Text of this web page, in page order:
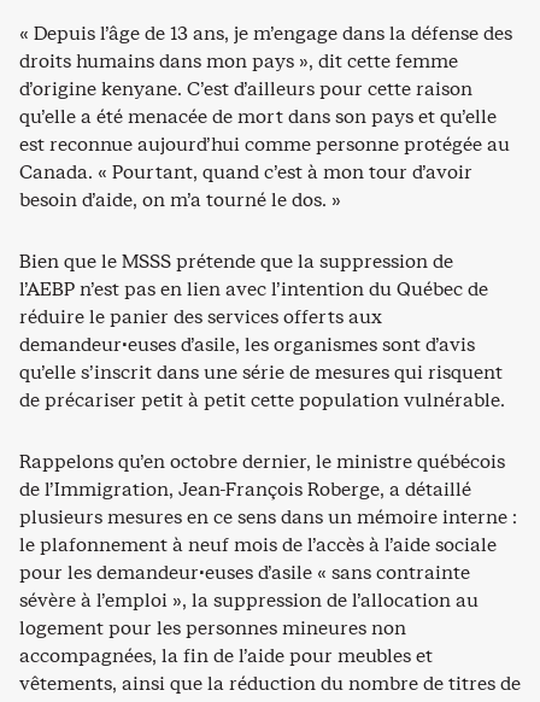
« Depuis l’âge de 13 ans, je m’engage dans la défense des
droits humains dans mon pays », dit cette femme
d’origine kenyane. C’est d’ailleurs pour cette raison
qu’elle a été menacée de mort dans son pays et qu’elle
est reconnue aujourd’hui comme personne protégée au
Canada. « Pourtant, quand c’est à mon tour d’avoir
besoin d’aide, on m’a tourné le dos. »
Bien que le MSSS prétende que la suppression de
l’AEBP n’est pas en lien avec l’intention du Québec de
réduire le panier des services offerts aux
demandeur·euses d’asile, les organismes sont d’avis
qu’elle s’inscrit dans une série de mesures qui risquent
de précariser petit à petit cette population vulnérable.
Rappelons qu’en octobre dernier, le ministre québécois
de l’Immigration, Jean-François Roberge, a détaillé
plusieurs mesures en ce sens dans un mémoire interne :
le plafonnement à neuf mois de l’accès à l’aide sociale
pour les demandeur·euses d’asile « sans contrainte
sévère à l’emploi », la suppression de l’allocation au
logement pour les personnes mineures non
accompagnées, la fin de l’aide pour meubles et
vêtements, ainsi que la réduction du nombre de titres de